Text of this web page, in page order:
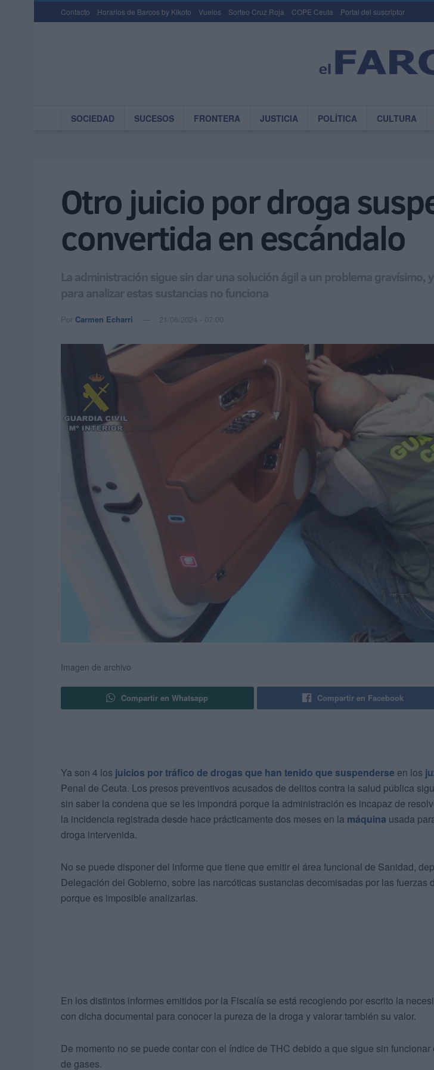
Contacto Horarios de Barcos by Kikoto Vuelos Sorteo Cruz Roja COPE Ceuta Portal del suscriptor
SOCIEDAD SUCESOS FRONTERA JUSTICIA POLÍTICA CULTURA
Otro juicio por droga
convertida en escándalo
La administración sigue sin dar una solución ágil a un problema
para analizar estas sustancias no funciona
Por Carmen Echarri 21/06/2024 - 07:00
Imagen de archivo
Compartir en Whatsapp Compartir en Facebook
Ya son 4 los juicios por tráfico de drogas que han tenido que suspenderse en los
Penal de Ceuta. Los presos preventivos acusados de delitos contra la salud pública
sin saber la condena que se les impondrá porque la administración es incapaz de
la incidencia registrada desde hace prácticamente dos meses en la máquina usada
droga intervenida.
No se puede disponer del informe que tiene que emitir el área funcional de Sanidad,
Delegación del Gobierno, sobre las narcóticas sustancias decomisadas por las fuerzas
porque es imposible analizarlas.
En los distintos informes emitidos por la Fiscalía se está recogiendo por escrito la
con dicha documental para conocer la pureza de la droga y valorar también su valor.
De momento no se puede contar con el índice de THC debido a que sigue sin funcionar
de gases.